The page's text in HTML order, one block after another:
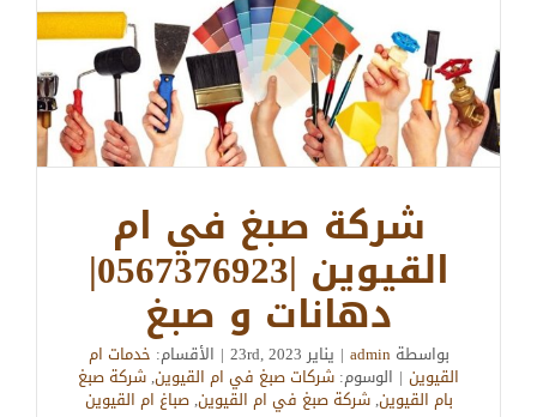
شركة صبغ في ام
القيوين |0567376923|
دهانات و صبغ
بواسطةadmin
| يناير 23rd, 2023 | الأقسام: خدمات ام
القيوين | الوسوم: شركات صبغ في ام القيوين,شركة صبغ
بام القيوين,شركة صبغ في ام القيوين,صباغ ام القيوين